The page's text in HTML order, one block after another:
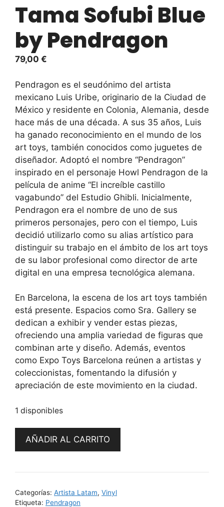
Tama Sofubi Blue
by Pendragon
79,00 €
Pendragon es el seudónimo del artista
mexicano Luis Uribe, originario de la Ciudad de
México y residente en Colonia, Alemania, desde
hace más de una década. A sus 35 años, Luis
ha ganado reconocimiento en el mundo de los
art toys, también conocidos como juguetes de
diseñador. Adoptó el nombre “Pendragon”
inspirado en el personaje Howl Pendragon de la
película de anime “El increíble castillo
vagabundo” del Estudio Ghibli. Inicialmente,
Pendragon era el nombre de uno de sus
primeros personajes, pero con el tiempo, Luis
decidió utilizarlo como su alias artístico para
distinguir su trabajo en el ámbito de los art toys
de su labor profesional como director de arte
digital en una empresa tecnológica alemana.
En Barcelona, la escena de los art toys también
está presente. Espacios como Sra. Gallery se
dedican a exhibir y vender estas piezas,
ofreciendo una amplia variedad de figuras que
combinan arte y diseño. Además, eventos
como Expo Toys Barcelona reúnen a artistas y
coleccionistas, fomentando la difusión y
apreciación de este movimiento en la ciudad.
1 disponibles
Tama
Sofubi
by
cantidad
AÑADIR AL CARRITO
Categorías: Artista Latam, Vinyl
Etiqueta: Pendragon